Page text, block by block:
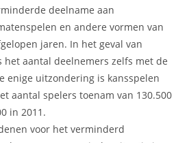
deelname aan
en andere vormen van
jaren. In het geval van
het aantal deelnemers zelfs met de
enige uitzondering is kansspelen
aantal spelers toenam van 130.500
in 2011.
voor het verminderd